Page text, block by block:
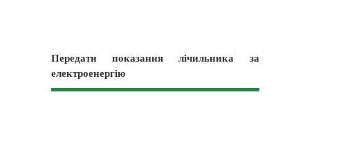
Передати показання лічильника за
електроенергію